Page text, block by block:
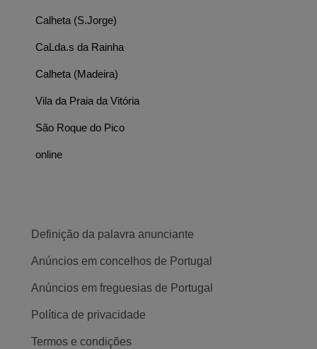
Calheta (S.Jorge)
CaLda.s da Rainha
Calheta (Madeira)
Vila da Praia da Vitória
São Roque do Pico
online
Definição da palavra anunciante
Anúncios em concelhos de Portugal
Anúncios em freguesias de Portugal
Política de privacidade
Termos e condições